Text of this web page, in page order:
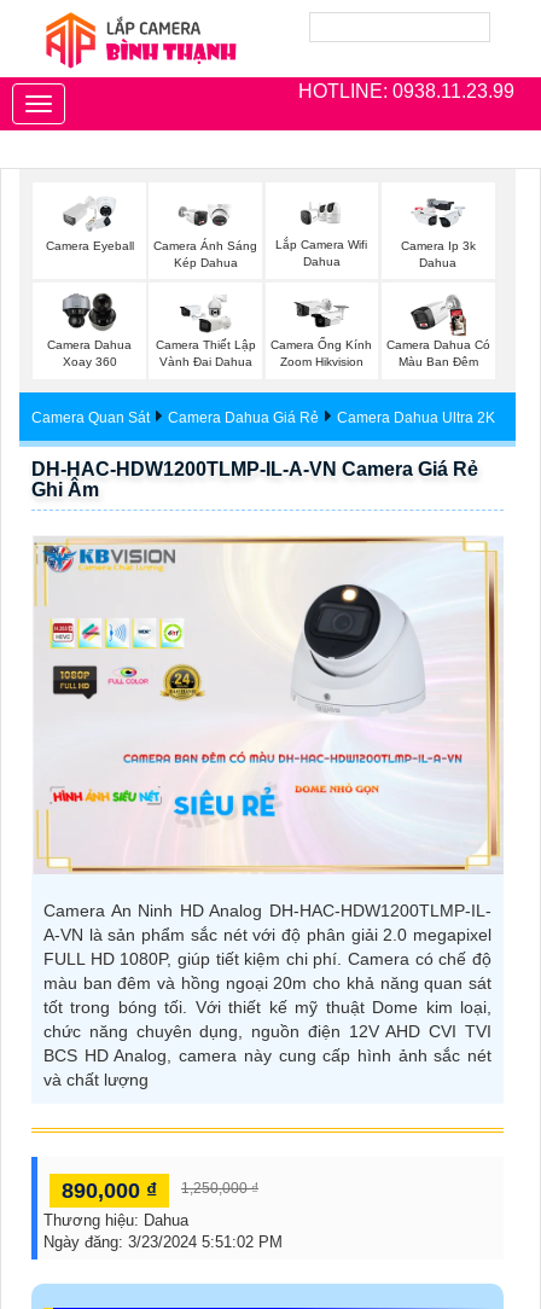
HOTLINE: 0938.11.23.99
Toggle
navigation
Camera Eyeball
Camera Ánh Sáng
Kép Dahua
Lắp Camera Wifi
Dahua
Camera Ip 3k
Dahua
Camera Dahua
Xoay 360
Camera Thiết Lập
Vành Đai Dahua
Camera Ống Kính
Zoom Hikvision
Camera Dahua Có
Màu Ban Đêm
Camera Quan Sát Camera Dahua Giá Rẻ Camera Dahua Ultra 2K
DH-HAC-HDW1200TLMP-IL-A-VN Camera Giá Rẻ
Ghi Âm
Camera An Ninh HD Analog DH-HAC-HDW1200TLMP-IL-
A-VN là sản phẩm sắc nét với độ phân giải 2.0 megapixel
FULL HD 1080P, giúp tiết kiệm chi phí. Camera có chế độ
màu ban đêm và hồng ngoại 20m cho khả năng quan sát
tốt trong bóng tối. Với thiết kế mỹ thuật Dome kim loại,
chức năng chuyên dụng, nguồn điện 12V AHD CVI TVI
BCS HD Analog, camera này cung cấp hình ảnh sắc nét
và chất lượng
890,000 ₫ 1,250,000 ₫
Thương hiệu: Dahua
Ngày đăng: 3/23/2024 5:51:02 PM